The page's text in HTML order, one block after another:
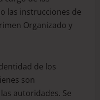
las instrucciones de
Organizado y
de los
son
autoridades. Se